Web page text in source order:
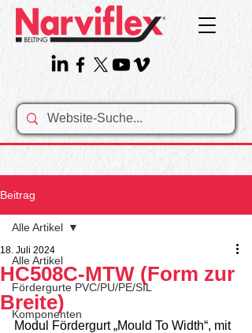
Beitrag
Alle Artikel
Fördergurte PVC/PU/PE/SIL
Komponenten
Alle Artikel
HC508C-MTW (Form zur
Breite)
18. Juli 2024
Modul Fördergurt „Mould To Width“, mit